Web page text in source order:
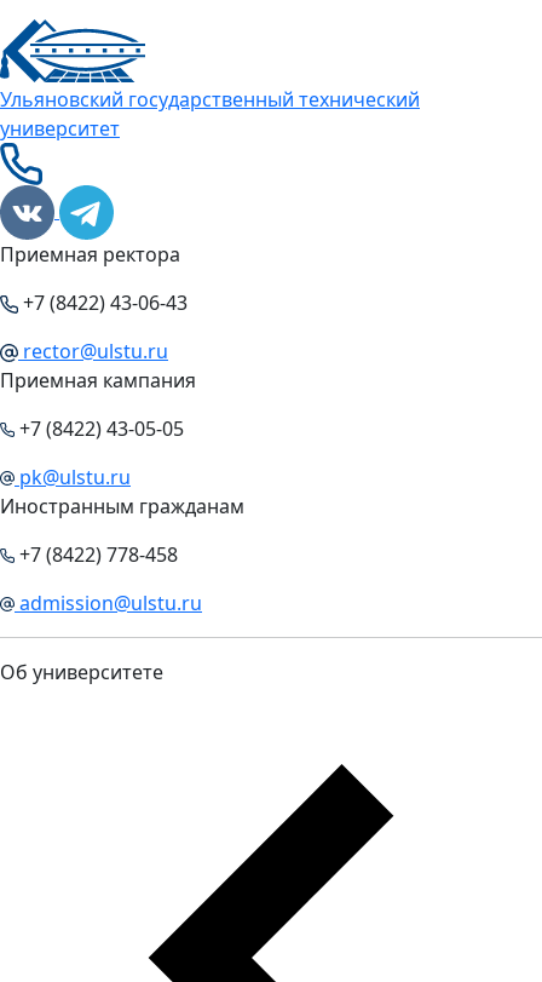
Ульяновский государственный технический
университет
Приемная ректора
+7 (8422) 43-06-43
rector@ulstu.ru
Приемная кампания
+7 (8422) 43-05-05
pk@ulstu.ru
Иностранным гражданам
+7 (8422) 778-458
admission@ulstu.ru
Об университете